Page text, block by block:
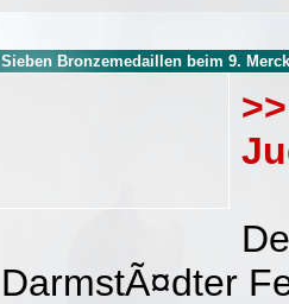
Sieben Bronzemedaillen beim 9.
DarmstÃ¤dter